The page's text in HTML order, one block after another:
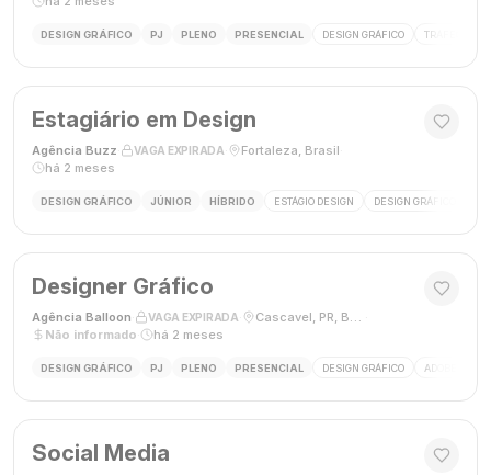
DESIGN GRÁFICO PJ PLENO PRESENCIAL DESIGN GRÁFICO TRÁFEGO
Estagiário em Design
Agência Buzz VAGA EXPIRADA Fortaleza, Brasil
há 2 meses
DESIGN GRÁFICO JÚNIOR HÍBRIDO ESTÁGIO DESIGN DESIGN GRÁFICO
Designer Gráfico
Agência Balloon VAGA EXPIRADA Cascavel, PR, Brasil
Não informado
há 2 meses
DESIGN GRÁFICO PJ PLENO PRESENCIAL DESIGN GRÁFICO ADOBE
Social Media